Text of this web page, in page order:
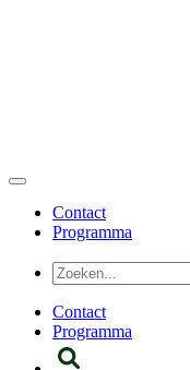
Contact
Programma
Contact
Programma